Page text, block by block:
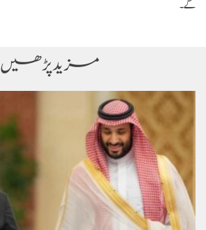
گے۔
مزید پڑھیں